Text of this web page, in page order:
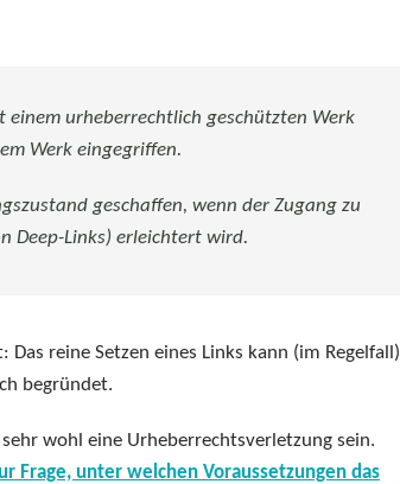
urheberrechtlich geschützten Werk
Werk eingegriffen.
geschaffen, wenn der Zugang zu
Deep-Links) erleichtert wird.
reine Setzen eines Links kann (im Regelfall)
begründet.
sehr wohl eine Urheberrechtsverletzung sein.
Frage, unter welchen Voraussetzungen das